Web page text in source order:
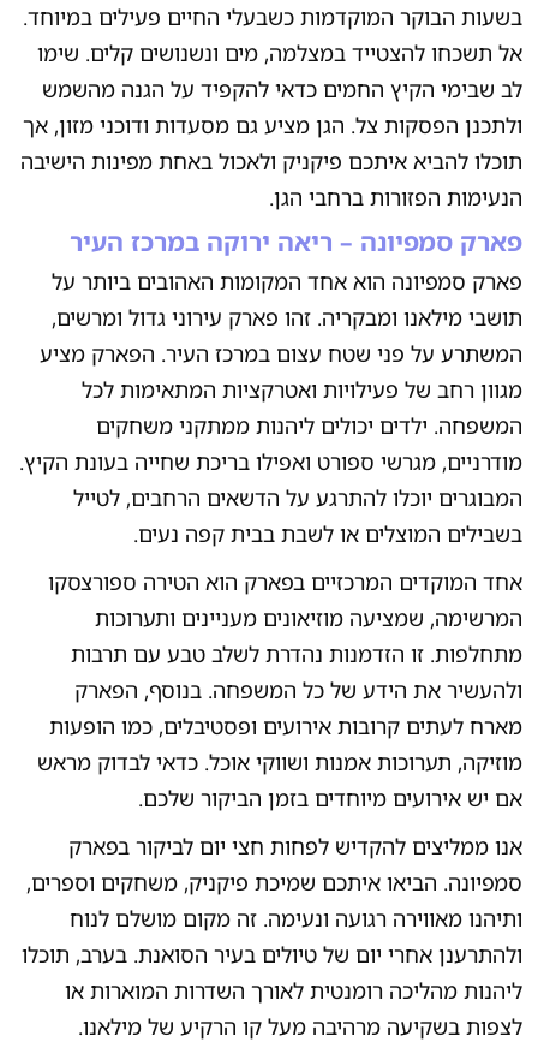
בשעות הבוקר המוקדמות כשבעלי החיים פעילים במיוחד.
אל תשכחו להצטייד במצלמה, מים ונשנושים קלים. שימו
לב שבימי הקיץ החמים כדאי להקפיד על הגנה מהשמש
ולתכנן הפסקות צל. הגן מציע גם מסעדות ודוכני מזון, אך
תוכלו להביא איתכם פיקניק ולאכול באחת מפינות הישיבה
הנעימות הפזורות ברחבי הגן.
פארק סמפיונה – ריאה ירוקה במרכז העיר
פארק סמפיונה הוא אחד המקומות האהובים ביותר על
תושבי מילאנו ומבקריה. זהו פארק עירוני גדול ומרשים,
המשתרע על פני שטח עצום במרכז העיר. הפארק מציע
מגוון רחב של פעילויות ואטרקציות המתאימות לכל
המשפחה. ילדים יכולים ליהנות ממתקני משחקים
מודרניים, מגרשי ספורט ואפילו בריכת שחייה בעונת הקיץ.
המבוגרים יוכלו להתרגע על הדשאים הרחבים, לטייל
בשבילים המוצלים או לשבת בבית קפה נעים.
אחד המוקדים המרכזיים בפארק הוא הטירה ספורצסקו
המרשימה, שמציעה מוזיאונים מעניינים ותערוכות
מתחלפות. זו הזדמנות נהדרת לשלב טבע עם תרבות
ולהעשיר את הידע של כל המשפחה. בנוסף, הפארק
מארח לעתים קרובות אירועים ופסטיבלים, כמו הופעות
מוזיקה, תערוכות אמנות ושווקי אוכל. כדאי לבדוק מראש
אם יש אירועים מיוחדים בזמן הביקור שלכם.
אנו ממליצים להקדיש לפחות חצי יום לביקור בפארק
סמפיונה. הביאו איתכם שמיכת פיקניק, משחקים וספרים,
ותיהנו מאווירה רגועה ונעימה. זה מקום מושלם לנוח
ולהתרענן אחרי יום של טיולים בעיר הסואנת. בערב, תוכלו
ליהנות מהליכה רומנטית לאורך השדרות המוארות או
לצפות בשקיעה מרהיבה מעל קו הרקיע של מילאנו.